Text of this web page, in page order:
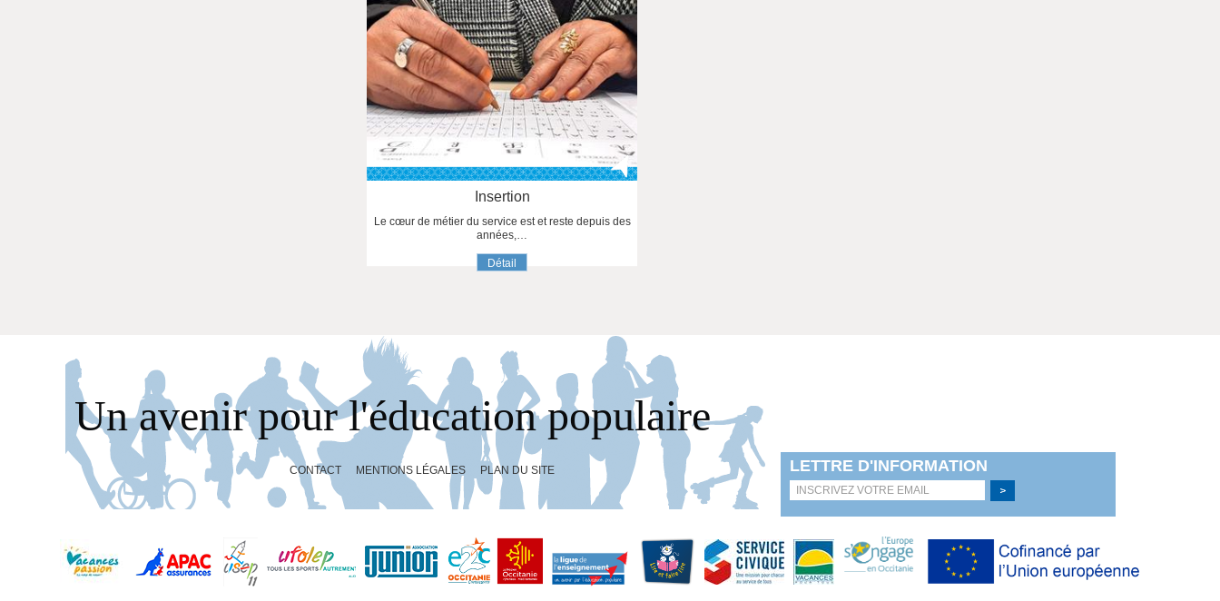
Insertion
Le cœur de métier du service est et reste depuis des
années,…
Détail
Un avenir pour l'éducation populaire
CONTACT MENTIONS LÉGALES PLAN DU SITE